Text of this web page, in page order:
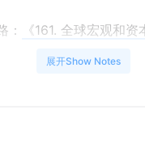
：
《161. 全球宏观和
箭小程序
展开Show Notes